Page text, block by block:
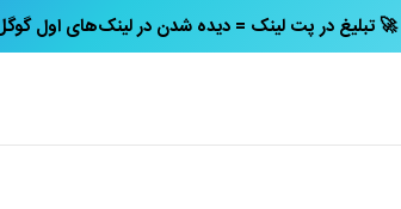
← تبلیغ در پت‌ لینک = دیده شدن در لینک‌های اول گوگل 🚀